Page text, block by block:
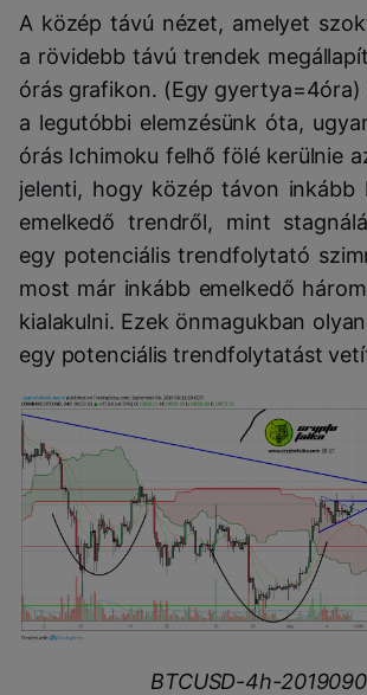
A közép távú nézet, amelyet
a rövidebb távú trendek
órás grafikon. (Egy gyertya=4óra)
a legutóbbi elemzésünk óta,
órás Ichimoku felhő fölé kerülnie
jelenti, hogy közép távon inkább
emelkedő trendről, mint
egy potenciális trendfolytató
most már inkább emelkedő
kialakulni. Ezek önmagukban
egy potenciális trendfolytatást
BTCUSD-4h-